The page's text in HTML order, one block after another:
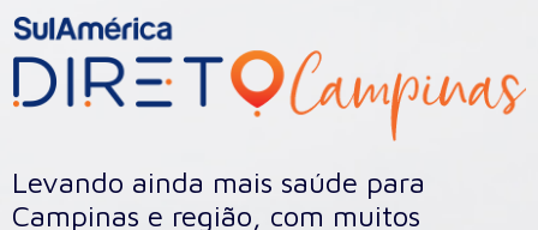
Levando ainda mais saúde para
Campinas e região, com muitos